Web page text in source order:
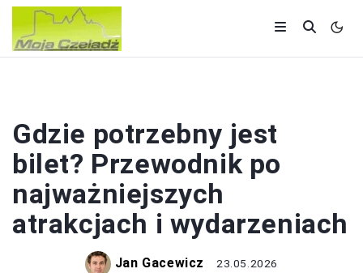
Gdzie potrzebny jest
bilet? Przewodnik po
najważniejszych
atrakcjach i wydarzeniach
Jan Gacewicz 23.05.2026